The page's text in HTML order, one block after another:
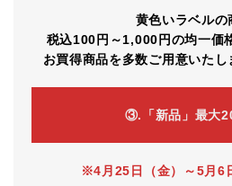
黄色いラベルの
税込100円～1,000円の均一価
お買得商品を多数ご用意いたし
③.「新品」最大
※4月25日（金）～5月6